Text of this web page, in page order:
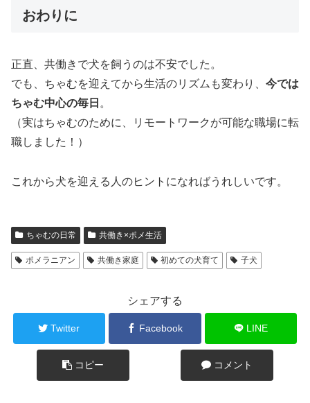
おわりに
正直、共働きで犬を飼うのは不安でした。
でも、ちゃむを迎えてから生活のリズムも変わり、 今では
ちゃむ中心の毎日 。
（実はちゃむのために、リモートワークが可能な職場に転
職しました！）
これから犬を迎える人のヒントになればうれしいです。
ちゃむの日常 共働き×ポメ生活
ポメラニアン 共働き家庭 初めての犬育て 子犬
シェアする
Twitter Facebook LINE
コピー コメント